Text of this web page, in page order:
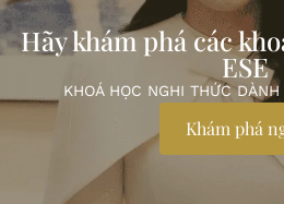
Hãy khám phá các
ESE
KHOÁ HỌC NGHI THỨC
Khám phá